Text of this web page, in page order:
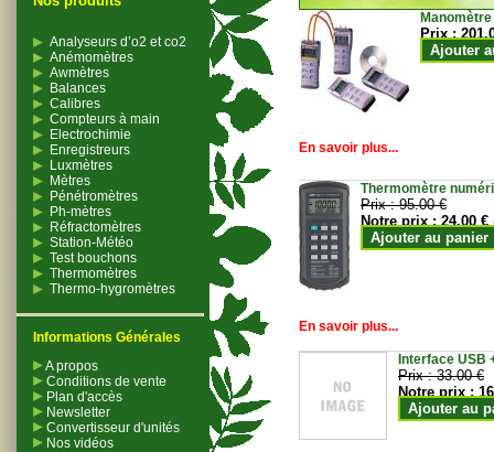
Analyseurs d’o2 et co2
Anémomètres
Awmètres
Balances
Calibres
Compteurs à main
Electrochimie
Enregistreurs
Luxmètres
Mètres
Pénétromètres
Ph-mètres
Réfractomètres
Station-Météo
Test bouchons
Thermomètres
Thermo-hygromètres
Informations Générales
A propos
Conditions de vente
Plan d'accès
Newsletter
Convertisseur d'unités
Nos vidéos
Prix :
Ajouter
En savoir plus...
Thermomètre
Prix :95.00 €
Notre prix :24.00 €
Ajouter au panier
En savoir plus...
Interface USB
Prix :33.00 €
Notre prix :
Ajouter au